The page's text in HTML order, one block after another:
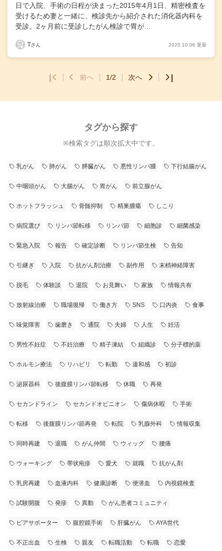
日で入院、手術の日程が決まった2015年4月1日、精密検査を
受けるため妻と一緒に、検診先から紹介された消化器内科を
受診。2ヶ月前に受診したがん検診で胃が…
Tさん 2020.10.06 更新
前へ 1/2 次へ
タグから探す
※検索タグは順次拡大中です。
乳がん 肺がん 膵臓がん 悪性リンパ腫 下行結腸がん
中咽頭がん 大腸がん 胃がん 前立腺がん
ホットフラッシュ 骨髄抑制 精巣腫瘍 しこり
病院選び リンパ節転移 リンパ節 細胞診 細菌感染
緊急入院 報告 確定診断 リンパ節生検 告知
引継ぎ 入院 抗がん剤治療 副作用 末梢神経障害
脱毛 体験談 退院 お見舞い 家族 情報共有
放射線治療 職場復帰 働き方 SNS 口内炎 食事
味覚障害 歯磨き 通院 夫婦 人生 妊活
男性不妊症 不妊治療 精子凍結 組織診 分子標的薬
ホルモン療法 リハビリ 転勤 違和感 初診
泌尿器科 後腹膜リンパ節転移 休職 再発
セカンドライン セカンドオピニオン 傷病休暇 手術
転移 後腹膜リンパ節再発 転院 乳腺外科 情報収集
同時再建 退職 がん仲間 ウィッグ 腰痛
ウォーキング 帯状疱疹 愛犬 就職 抗がん剤
乳房再建 血液内科 健康診断 便潜血 内視鏡検査
試験開腹 発疹 異動 がん患者コミュニティ
ピアサポーター 腹腔鏡手術 肝臓がん AYA世代
不正出血 生検 親友 転職活動 転職 恋愛